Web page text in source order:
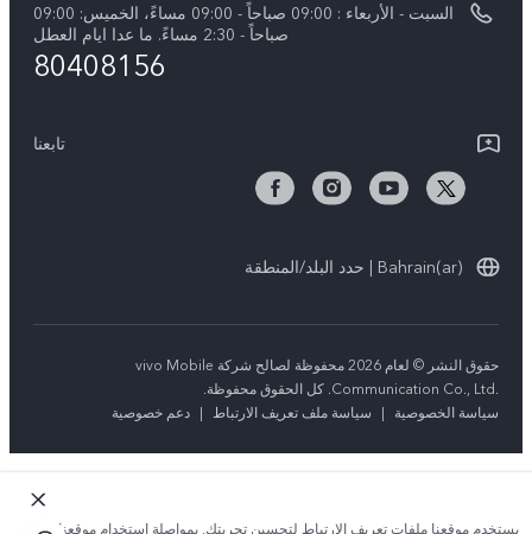
V50 5G
بيان الخصوصية بشأن خدمة العملاء
السبت - الأربعاء : 09:00 صباحاً - 09:00 مساءً، الخميس: 09:00
صباحاً - 2:30 مساءً. ما عدا ايام العطل
80408156
تابعنا
Bahrain(ar) | حدد البلد/المنطقة
حقوق النشر © لعام 2026 محفوظة لصالح شركة vivo Mobile
Communication Co., Ltd.‎. كل الحقوق محفوظة.
سياسة الخصوصية
| سياسة ملف تعريف الارتباط | دعم خصوصية
يستخدم موقعنا ملفات تعريف الارتباط لتحسين تجربتك. بمواصلة استخدام موقعنا؛